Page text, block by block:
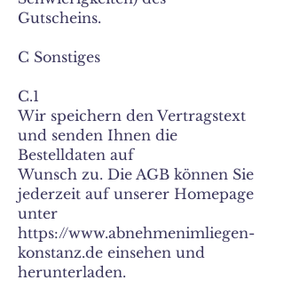
Gutscheins.
C Sonstiges
C.1
Wir speichern den Vertragstext
und senden Ihnen die
Bestelldaten auf
Wunsch zu. Die AGB können Sie
jederzeit auf unserer Homepage
unter
https://www.abnehmenimliegen-
konstanz.de einsehen und
herunterladen.